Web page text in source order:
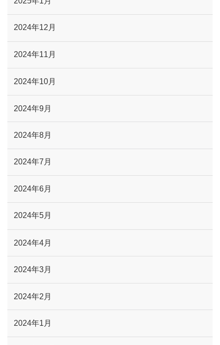
2024年12月
2024年11月
2024年10月
2024年9月
2024年8月
2024年7月
2024年6月
2024年5月
2024年4月
2024年3月
2024年2月
2024年1月